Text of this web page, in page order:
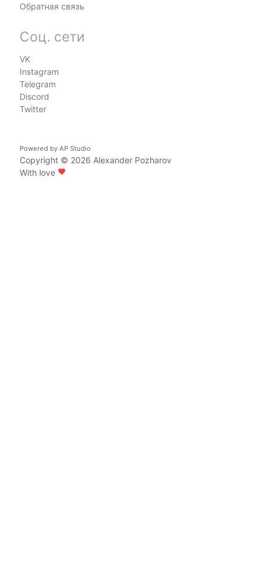
Обратная связь
Соц. сети
VK
Instagram
Telegram
Discord
Twitter
Powered by AP Studio
Copyright © 2026 Alexander Pozharov
With love favorite